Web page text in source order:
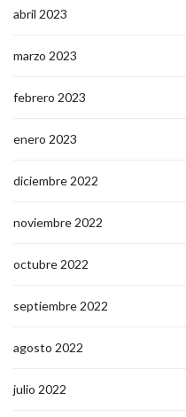
abril 2023
marzo 2023
febrero 2023
enero 2023
diciembre 2022
noviembre 2022
octubre 2022
septiembre 2022
agosto 2022
julio 2022